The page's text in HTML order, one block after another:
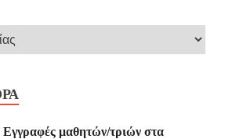
Εγγραφές μαθητών/τριών στα